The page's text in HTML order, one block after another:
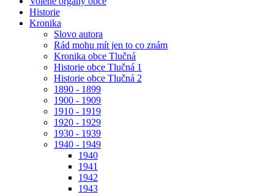
Historie
Kronika
Slovo autora
Rád mohu mít jen to co znám
Kronika obce Tlučná
Historie obce Tlučná 1
Historie obce Tlučná 2
1890 - 1899
1900 - 1909
1910 - 1919
1920 - 1929
1930 - 1939
1940 - 1949
1940
1941
1942
1943